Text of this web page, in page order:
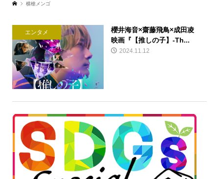
横槍メンゴ
エンタメ
櫻井海音×齋藤飛鳥×成田凌
映画『【推しの子】-Th...
2024.11.12